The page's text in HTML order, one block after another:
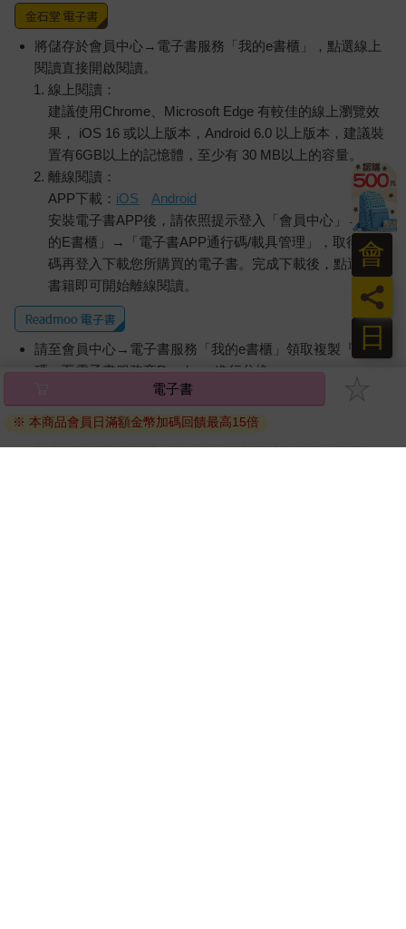
將儲存於會員中心→電子書服務「我的e書櫃」，點選線上
閱讀直接開啟閱讀。
線上閱讀：
建議使用Chrome、Microsoft Edge 有較佳的線上瀏覽效
果， iOS 16 或以上版本，Android 6.0 以上版本，建議裝
置有6GB以上的記憶體，至少有 30 MB以上的容量。
離線閱讀：
APP下載： iOS
Android
安裝電子書APP後，請依照提示登入「會員中心」→「我
的E書櫃」→「電子書APP通行碼/載具管理」，取得通行
碼再登入下載您所購買的電子書。完成下載後，點選任一
書籍即可開始離線閱讀。
請至會員中心→電子書服務「我的e書櫃」領取複製『兌換
碼』至電子書服務商Readmoo進行兌換。
因版權保護，您在金石堂所購買的電子書僅能以金石堂專屬
的閱讀軟體開啟閱讀，無法以其他閱讀器或直接下載檔案。
電子書
※ 本商品會員日滿額金幣加碼回饋最高15倍
日
員
會